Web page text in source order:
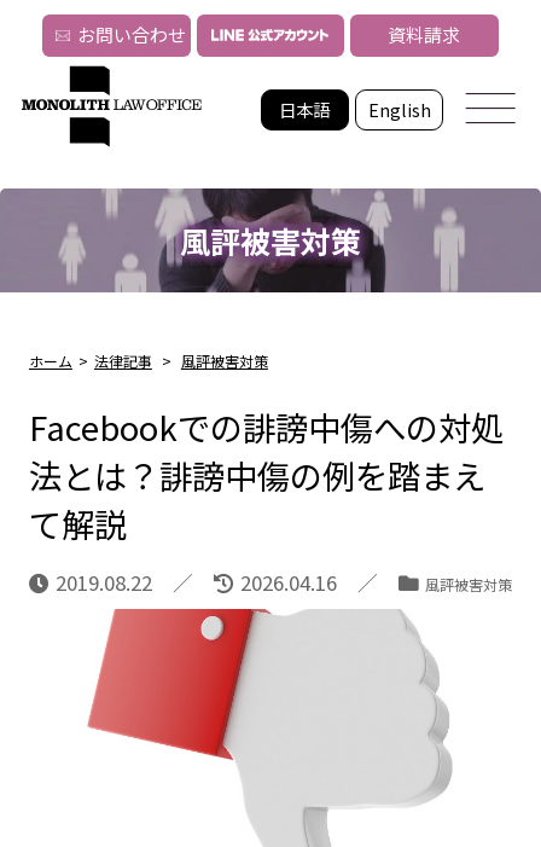
日本語 English
お問い合わせ 資料請求
風評被害対策
ホーム > 法律記事 > 風評被害対策
Facebookでの誹謗中傷への対処
法とは？誹謗中傷の例を踏まえ
て解説
2019.08.22 2026.04.16 風評被害対策